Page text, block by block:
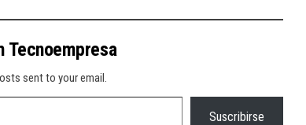
Tecnoempresa
sent to your email.
Suscribirse